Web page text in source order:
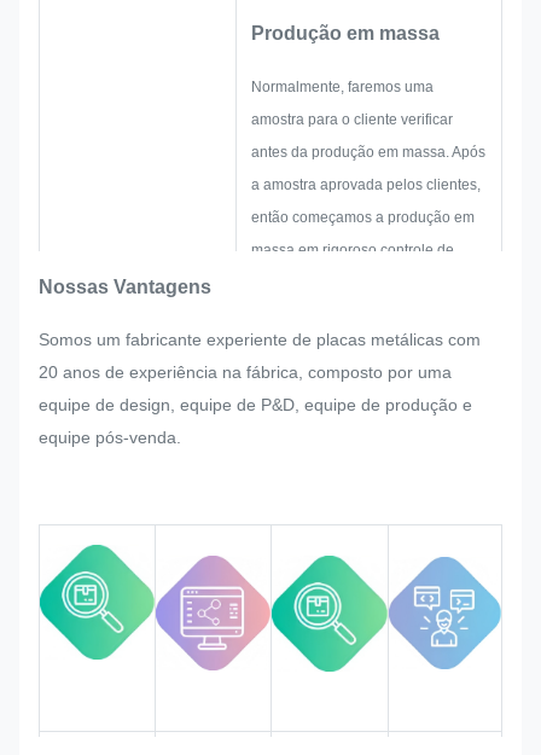
Produção em massa
Normalmente, faremos uma
amostra para o cliente verificar
antes da produção em massa. Após
a amostra aprovada pelos clientes,
então começamos a produção em
massa em rigoroso controle de
solicitado pelo cliente
repentinamente na produção em
massa da placa de identificação,
Vamos monitorizar e controlar a
qualidade em todo o processo,
garantindo que ele atenda aos
rigorosos requisitos de qualidade.
Nossas Vantagens
Somos um fabricante experiente de placas metálicas com
20 anos de experiência na fábrica, composto por uma
equipe de design, equipe de P&D, equipe de produção e
equipe pós-venda.